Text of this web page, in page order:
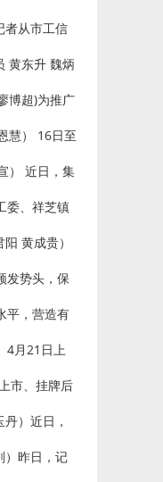
者从市工信
黄东升 魏炳
博超)为推广
慧） 16日至
） 近日，集
委、祥芝镇
黄成贵）
发势头，保
平，营造有
4月21日上
市、挂牌后
）近日，
）昨日，记